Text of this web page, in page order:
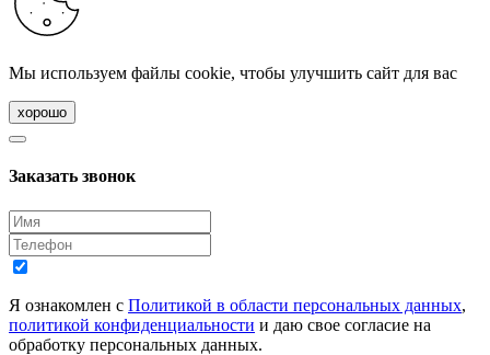
Мы используем файлы cookie, чтобы улучшить сайт для вас
хорошо
Заказать звонок
Я ознакомлен с Политикой в области персональных данных,
политикой конфиденциальности и даю свое согласие на
обработку персональных данных.